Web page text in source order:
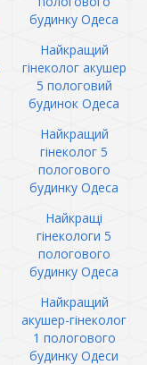
будинку Одеса
Найкращий
гінеколог акушер
5 пологовий
будинок Одеса
Найкращий
гінеколог 5
пологового
будинку Одеса
Найкращі
гінекологи 5
пологового
будинку Одеса
Найкращий
акушер-гінеколог
1 пологового
будинку Одеси